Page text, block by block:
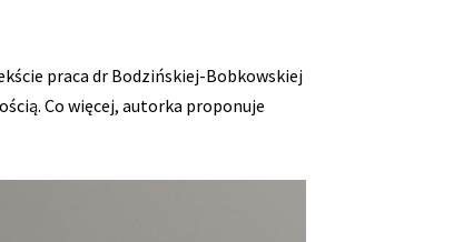
praca dr Bodzińskiej-Bobkowskiej
Co więcej, autorka proponuje